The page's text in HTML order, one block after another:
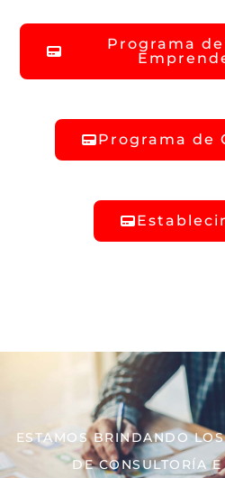
Programa
Programa de
ESTAMOS BRINDANDO
DE CONSULTORÍA